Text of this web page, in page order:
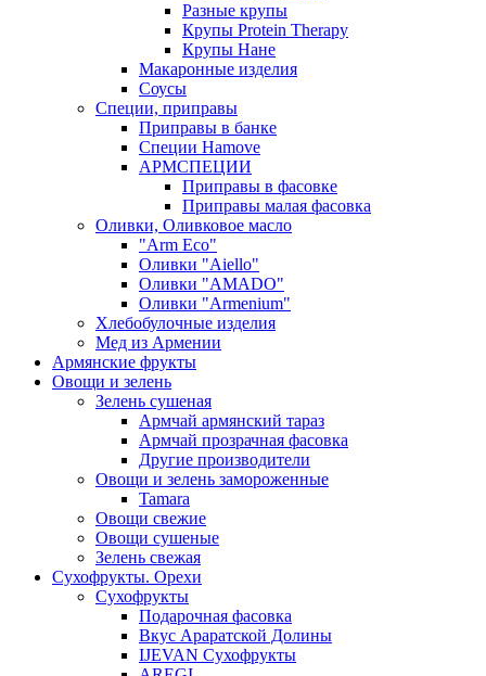
Разные крупы
Крупы Protein Therapy
Крупы Нане
Макаронные изделия
Соусы
Специи, приправы
Приправы в банке
Специи Hamove
АРМСПЕЦИИ
Приправы в фасовке
Приправы малая фасовка
Оливки, Оливковое масло
"Arm Eco"
Оливки "Aiello"
Оливки "AMADO"
Оливки "Armenium"
Хлебобулочные изделия
Мед из Армении
Армянские фрукты
Овощи и зелень
Зелень сушеная
Армчай армянский тараз
Армчай прозрачная фасовка
Другие производители
Овощи и зелень замороженные
Tamara
Овощи свежие
Овощи сушеные
Зелень свежая
Сухофрукты. Орехи
Сухофрукты
Подарочная фасовка
Вкус Араратской Долины
IJEVAN Сухофрукты